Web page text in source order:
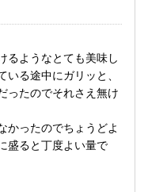
るようなとても美味し
る途中にガリッと、
ったのでそれさえ無け
かったのでちょうどよ
盛ると丁度よい量で